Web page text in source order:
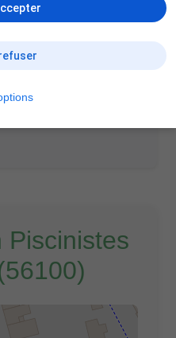
Piscines
Piscinistes